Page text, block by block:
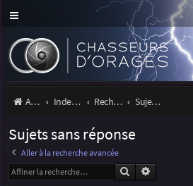
Accueil Index du forum Rechercher Sujets sans réponse
Sujets sans réponse
Aller à la recherche avancée
Rechercher